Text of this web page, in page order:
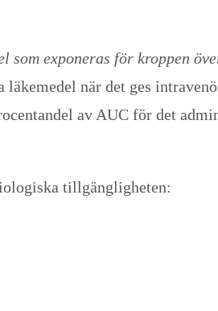
som exponeras för kroppen
när det ges
av AUC för det
tillgängligheten: